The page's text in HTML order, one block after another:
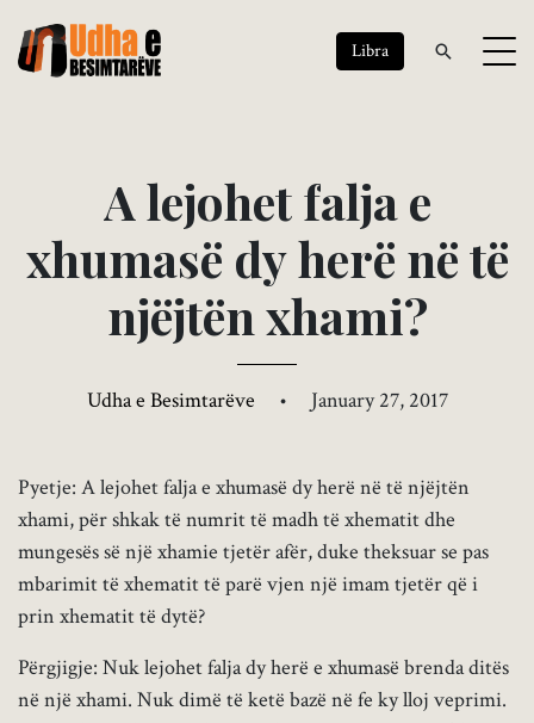
Libra
Alejohetfaljae
xhumasë dyherë nëtë
njëjtën xhami?
Udha e Besimtarëve • January 27, 2017
Pyetje: A lejohet falja e xhumasë dy herë në të njëjtën
xhami, për shkak të numrit të madh të xhematit dhe
mungesës së një xhamie tjetër afër, duke theksuar se pas
mbarimit të xhematit të parë vjen një imam tjetër që i
prin xhematit të dytë?
Përgjigje: Nuk lejohet falja dy herë e xhumasë brenda ditës
në një xhami. Nuk dimë të ketë bazë në fe ky lloj veprimi.